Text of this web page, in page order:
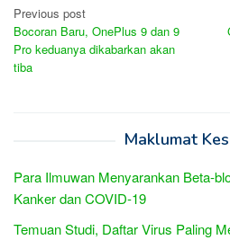
Post
navigation
Previous post
Bocoran Baru, OnePlus 9 dan 9
Pro keduanya dikabarkan akan
tiba
Maklumat
Para Ilmuwan Menyarankan Beta-
Kanker dan COVID-19
Temuan Studi, Daftar Virus Paling